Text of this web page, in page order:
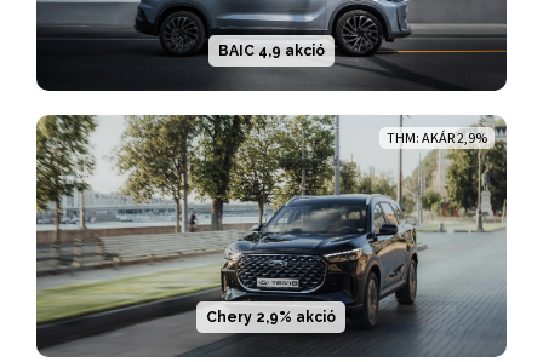
BAIC 4,9 akció
THM: AKÁR 2,9%
Chery 2,9% akció